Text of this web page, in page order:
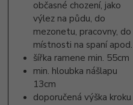
občasné chození, jako
výlez na půdu, do
mezonetu, pracovny, do
místnosti na spaní apod.
šířka ramene min. 55cm
min. hloubka nášlapu
13cm
doporučená výška kroku